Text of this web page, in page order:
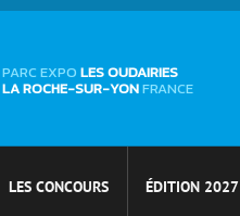
PARC EXPO LES OUDAIRIES
LA ROCHE-SUR-YONFRANCE
LES CONCOURS ÉDITION 2027